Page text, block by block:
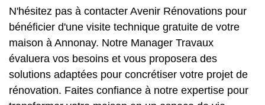
N'hésitez pas à contacter Avenir Rénovations pour
bénéficier d'une visite technique gratuite de votre
maison à Annonay. Notre Manager Travaux
évaluera vos besoins et vous proposera des
solutions adaptées pour concrétiser votre projet de
rénovation. Faites confiance à notre expertise pour